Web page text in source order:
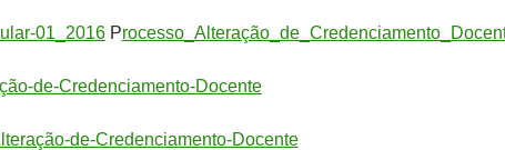
01_2016P
de-Credenciamento-Docente
de-Credenciamento-Docente